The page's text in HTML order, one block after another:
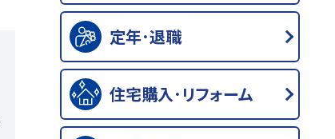
定年･退職
住宅購入･リフォーム